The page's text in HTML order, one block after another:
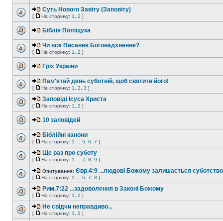
Суть Нового Завіту (Заповіту)
[ На сторінку: 1 2 ]
Біблія Поліщука
Чи все Писання Богонадхненне?
[ На сторінку: 1 2 ]
Гріх України
Пам'ятай день суботній, щоб святити його!
[ На сторінку: 1 2 3 ]
Заповіді Ісуса Христа
[ На сторінку: 1 2 ]
10 заповідей
Біблійні канони
[ На сторінку: 1 5 6 7 ]
Ще раз про суботу
[ На сторінку: 1 7 8 9 ]
Опитування: Євр.4:9 ...людові Божому залишається
[ На сторінку: 1 6 7 8 ]
Рим.7:22 ...задоволення в Законі Божому
[ На сторінку: 1 2 ]
Не свідчи неправдиво...
[ На сторінку: 1 2 ]